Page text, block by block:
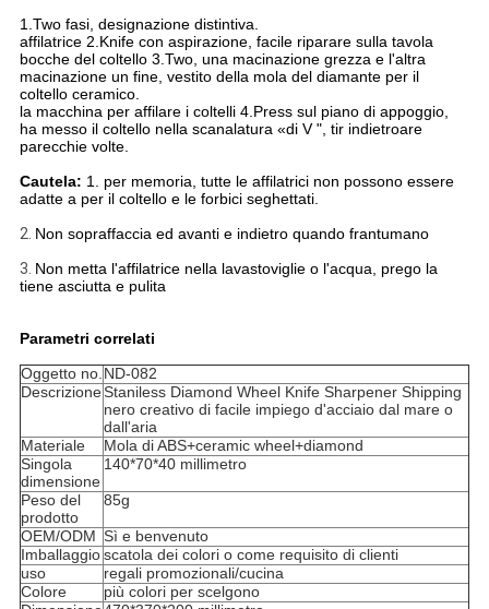
1.Two fasi, designazione distintiva.
affilatrice 2.Knife con aspirazione, facile riparare sulla tavola
bocche del coltello 3.Two, una macinazione grezza e l'altra
macinazione un fine, vestito della mola del diamante per il
coltello ceramico.
la macchina per affilare i coltelli 4.Press sul piano di appoggio,
ha messo il coltello nella scanalatura «di V ", tir indietroare
parecchie volte.
Cautela: 1. per memoria, tutte le affilatrici non possono essere
adatte a per il coltello e le forbici seghettati.
2. Non sopraffaccia ed avanti e indietro quando frantumano
3. Non metta l'affilatrice nella lavastoviglie o l'acqua, prego la
tiene asciutta e pulita
Parametri correlati
Oggetto no.ND-082
DescrizioneStaniless Diamond Wheel Knife Sharpener Shipping
nero creativo di facile impiego d'acciaio dal mare o
dall'aria
Materiale
Mola di ABS+ceramic wheel+diamond
Singola
dimensione
140*70*40 millimetro
Peso del
prodotto
85g
OEM/ODM Sì e benvenuto
Imballaggioscatola dei colori o come requisito di clienti
uso
regali promozionali/cucina
Colore
più colori per scelgono